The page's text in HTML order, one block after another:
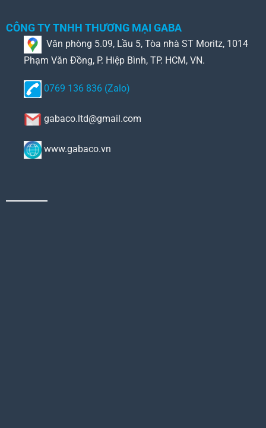
CÔNG TY TNHH THƯƠNG MẠI GABA
Văn phòng 5.09, Lầu 5, Tòa nhà ST Moritz, 1014
Phạm Văn Đồng, P. Hiệp Bình, TP. HCM, VN.
0769 136 836 (Zalo)
gabaco.ltd@gmail.com
www.gabaco.vn